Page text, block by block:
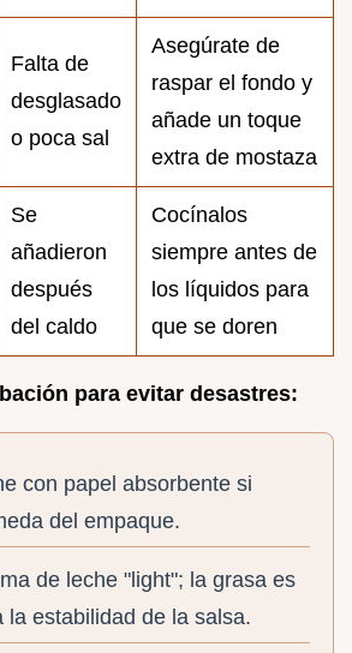
Falta de
desglasado
o poca sal
Asegúrate de
raspar el fondo y
añade un toque
extra de mostaza
Se
añadieron
después
del caldo
Cocínalos
siempre antes de
los líquidos para
que se doren
para evitar desastres:
con papel absorbente si
del empaque.
de leche "light"; la grasa es
la estabilidad de la salsa.